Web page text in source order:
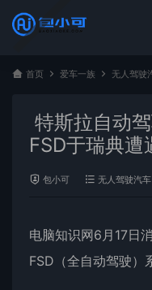
首页 爱车一族 无人驾驶
特斯拉自动
FSD于瑞典遭
包小可 无人驾驶汽车
电脑知识网6月17日
FSD（全自动驾驶）